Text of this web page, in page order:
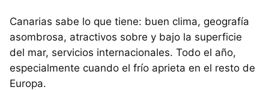
Canarias sabe lo que tiene: buen clima, geografía
asombrosa, atractivos sobre y bajo la superficie
del mar, servicios internacionales. Todo el año,
especialmente cuando el frío aprieta en el resto de
Europa.